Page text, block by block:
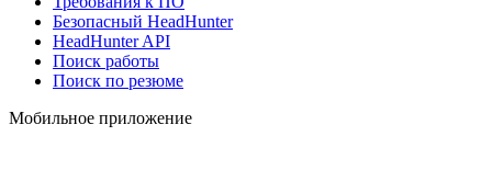
Безопасный HeadHunter
HeadHunter API
Поиск работы
Поиск по резюме
Мобильное приложение